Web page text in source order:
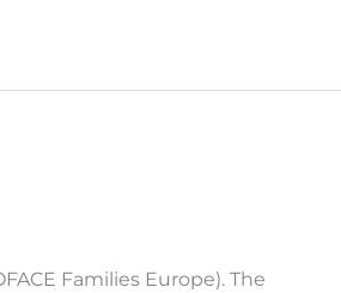
Families Europe). The